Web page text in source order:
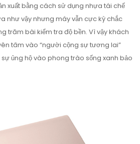
xuất bằng cách sử dụng nhựa tái chế
như vậy nhưng máy vẫn cực kỳ chắc
trăm bài kiểm tra độ bền. Vì vậy khách
tâm vào “người cộng sự tương lai”
ủng hộ vào phong trào sống xanh bảo